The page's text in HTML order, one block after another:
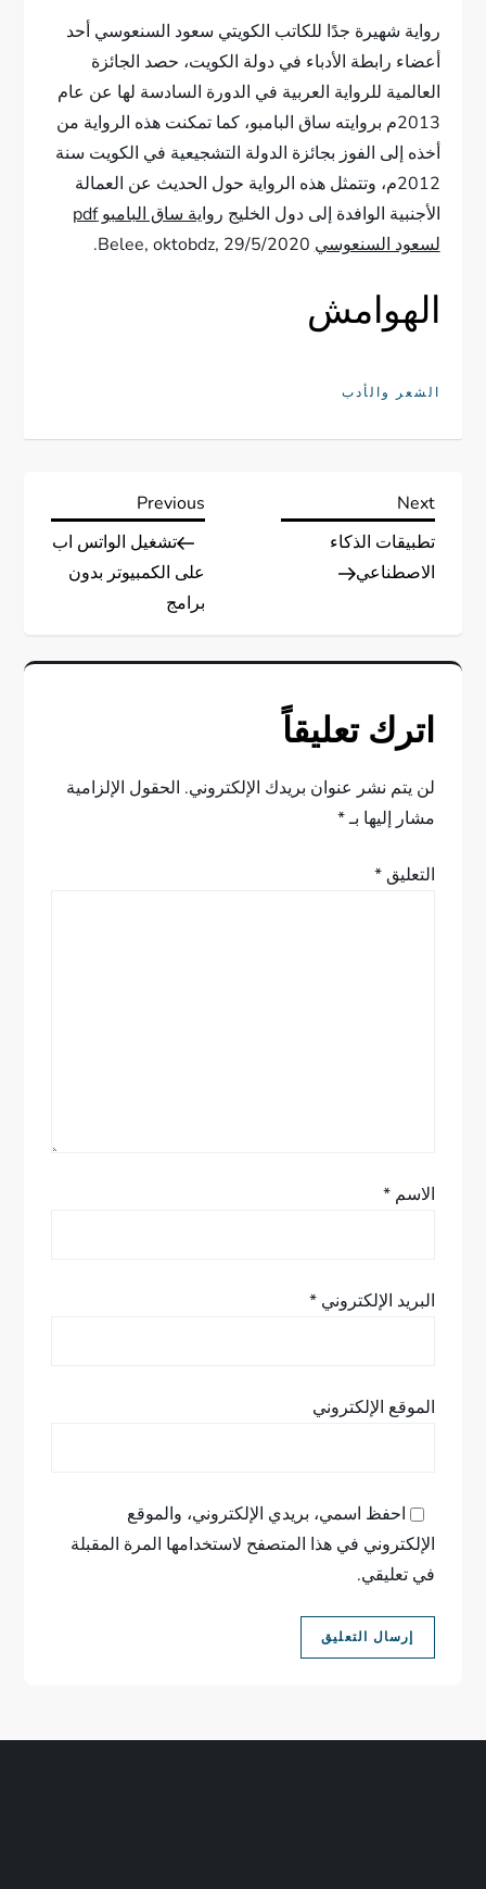
رواية شهيرة جدًا للكاتب الكويتي سعود السنعوسي أحد
أعضاء رابطة الأدباء في دولة الكويت، حصد الجائزة
العالمية للرواية العربية في الدورة السادسة لها عن عام
2013م بروايته ساق البامبو، كما تمكنت هذه الرواية من
أخذه إلى الفوز بجائزة الدولة التشجيعية في الكويت سنة
2012م، وتتمثل هذه الرواية حول الحديث عن العمالة
الأجنبية الوافدة إلى دول الخليج
رواية ساق البامبو pdf
لسعود السنعوسي
الهوامش
الشعر والأدب
ت
ص
ح
ا
ل
م
ق
Previous
Post
Previous
تشغيل الواتس اب
على الكمبيوتر بدون
برامج
Next
Post
Next
تطبيقات الذكاء
الاصطناعي
اترك تعليقاً
لن يتم نشر عنوان بريدك الإلكتروني. الحقول الإلزامية
مشار إليها بـ*
التعليق*
الاسم*
البريد الإلكتروني*
الموقع الإلكتروني
احفظ اسمي، بريدي الإلكتروني، والموقع
الإلكتروني في هذا المتصفح لاستخدامها المرة المقبلة
في تعليقي.